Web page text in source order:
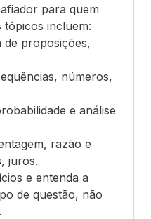
para quem
tópicos incluem:
de proposições,
números,
e análise
razão e
juros.
e entenda a
de questão, não